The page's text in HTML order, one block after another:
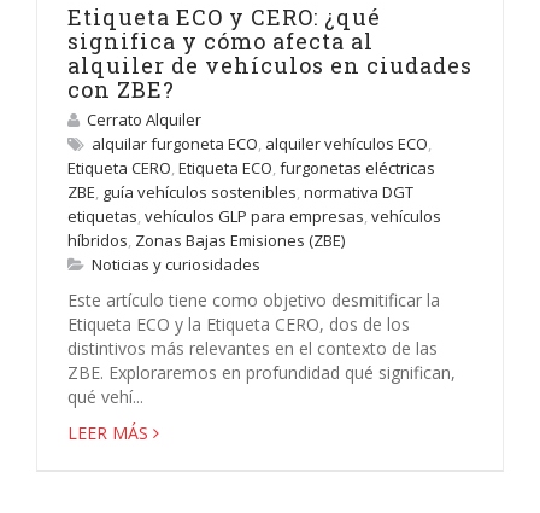
Etiqueta ECO y CERO: ¿qué
significa y cómo afecta al
alquiler de vehículos en ciudades
con ZBE?
Cerrato Alquiler
alquilar furgoneta ECO, alquiler vehículos ECO,
Etiqueta CERO, Etiqueta ECO, furgonetas eléctricas
ZBE, guía vehículos sostenibles, normativa DGT
etiquetas, vehículos GLP para empresas, vehículos
híbridos, Zonas Bajas Emisiones (ZBE)
Noticias y curiosidades
Este artículo tiene como objetivo desmitificar la
Etiqueta ECO y la Etiqueta CERO, dos de los
distintivos más relevantes en el contexto de las
ZBE. Exploraremos en profundidad qué significan,
qué vehí...
LEER MÁS